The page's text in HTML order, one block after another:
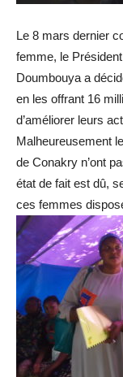
Le 8 mars dernier
femme, le
Doumbouya a
en les offrant 16
d’améliorer leurs
Malheureusement
de Conakry n’ont
état de fait est dû,
ces femmes